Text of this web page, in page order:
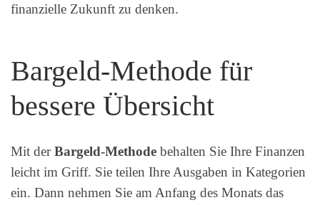
finanzielle Zukunft zu denken.
Bargeld-Methode für
bessere Übersicht
Mit derBargeld-Methode behalten Sie Ihre Finanzen
leicht im Griff. Sie teilen Ihre Ausgaben in Kategorien
ein. Dann nehmen Sie am Anfang des Monats das